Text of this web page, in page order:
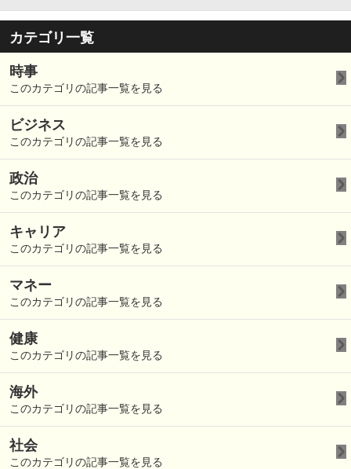
カテゴリ一覧
時事
このカテゴリの記事一覧を見る
ビジネス
このカテゴリの記事一覧を見る
政治
このカテゴリの記事一覧を見る
キャリア
このカテゴリの記事一覧を見る
マネー
このカテゴリの記事一覧を見る
健康
このカテゴリの記事一覧を見る
海外
このカテゴリの記事一覧を見る
社会
このカテゴリの記事一覧を見る